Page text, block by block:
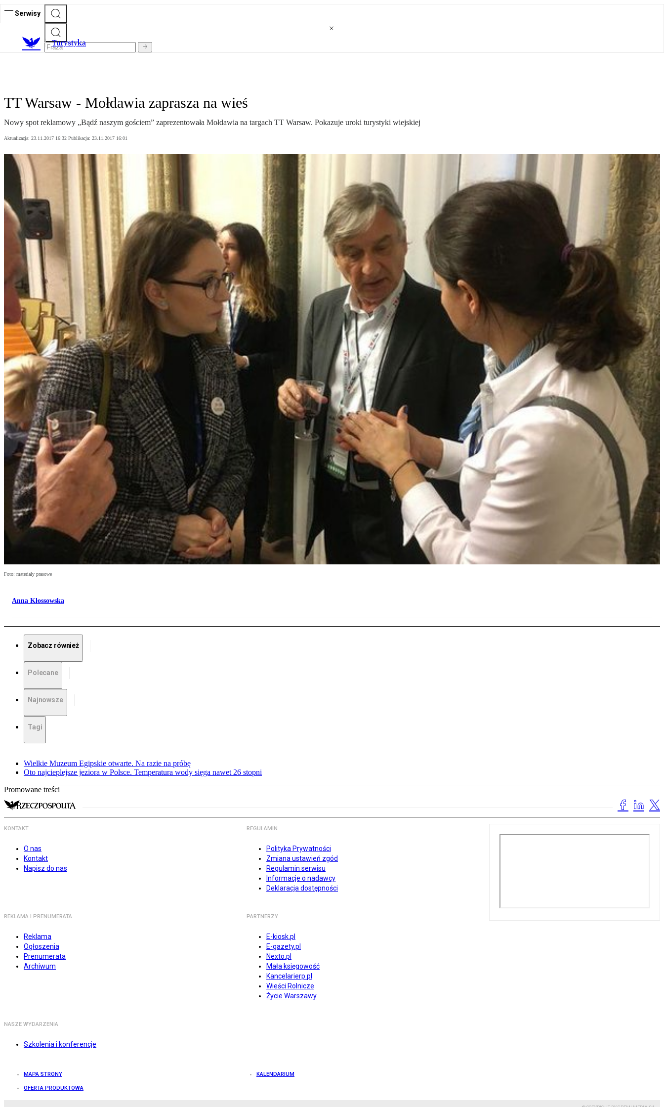
Serwisy
Turystyka
TT Warsaw - Mołdawia zaprasza na wieś
Nowy spot reklamowy „Bądź naszym gościem” zaprezentowała Mołdawia na targach TT Warsaw. Pokazuje uroki turystyki wiejskiej
Aktualizacja: 23.11.2017 16:32 Publikacja: 23.11.2017 16:01
Foto: materiały prasowe
Anna Kłossowska
Zobacz również
Polecane
Najnowsze
Tagi
Wielkie Muzeum Egipskie otwarte. Na razie na próbę
Oto najcieplejsze jeziora w Polsce. Temperatura wody sięga nawet 26 stopni
Promowane treści
KONTAKT
O nas
Kontakt
Napisz do nas
REGULAMIN
Polityka Prywatności
Zmiana ustawień zgód
Regulamin serwisu
Informacje o nadawcy
Deklaracja dostępności
REKLAMA I PRENUMERATA
Reklama
Ogłoszenia
Prenumerata
Archiwum
PARTNERZY
E-kiosk.pl
E-gazety.pl
Nexto.pl
Mała księgowość
Kancelarierp.pl
Wieści Rolnicze
Życie Warszawy
NASZE WYDARZENIA
Szkolenia i konferencje
MAPA STRONY KALENDARIUM
OFERTA PRODUKTOWA